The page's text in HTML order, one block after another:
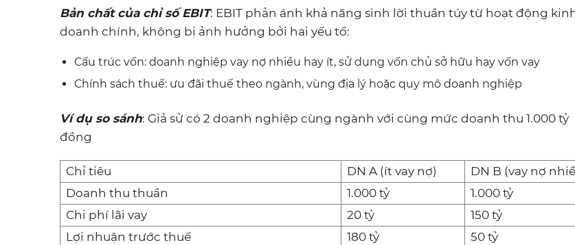
Bản chất của chỉ số EBIT: EBIT phản ánh khả năng sinh lời thuần túy từ hoạt động
doanh chính, không bị ảnh hưởng bởi hai yếu tố:
Cấu trúc vốn: doanh nghiệp vay nợ nhiều hay ít, sử dụng vốn chủ sở hữu hay vốn vay
Chính sách thuế: ưu đãi thuế theo ngành, vùng địa lý hoặc quy mô doanh nghiệp
Ví dụ so sánh: Giả sử có 2 doanh nghiệp cùng ngành với cùng mức doanh thu 1.000 tỷ
đồng
Chỉ tiêu DN A (ít vay nợ)
DN B (vay nợ
Doanh thu thuần
1.000 tỷ
1.000 tỷ
Chi phí lãi vay
20 tỷ
150 tỷ
Lợi nhuận trước thuế
180 tỷ
50 tỷ